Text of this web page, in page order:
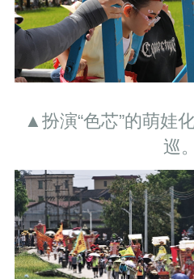
▲扮演“色芯”的萌娃
巡。